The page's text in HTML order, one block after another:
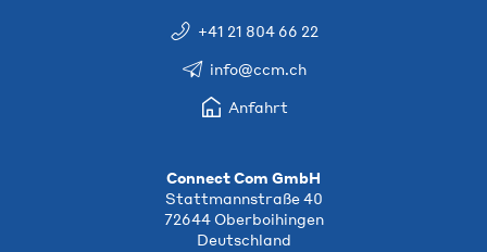
+41 21 804 66 22
info@ccm.ch
Anfahrt
Connect Com GmbH
Stattmannstraße 40
72644 Oberboihingen
Deutschland